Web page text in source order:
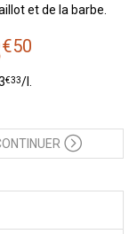
et de la barbe.
€50
€33/